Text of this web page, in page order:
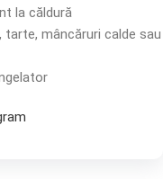
la căldură
mâncăruri calde sau